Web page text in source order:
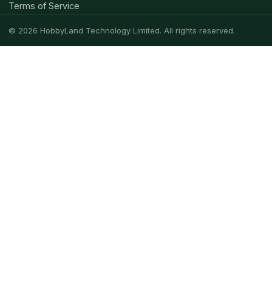
Terms of Service
© 2026 HobbyLand Technology Limited. All rights reserved.